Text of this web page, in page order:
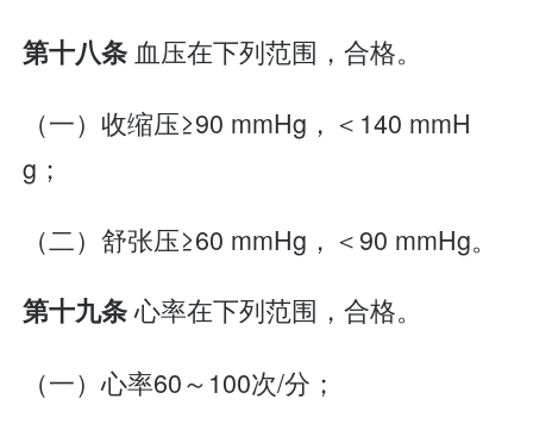
第十八条 血压在下列范围，合格。
（一）收缩压≥90 mmHg，＜140 mmH
g；
（二）舒张压≥60 mmHg，＜90 mmHg。
第十九条心率在下列范围，合格。
（一）心率60～100次/分；